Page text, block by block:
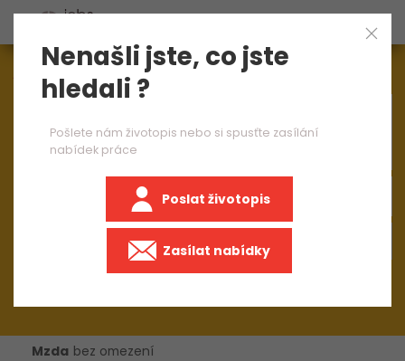
Aktuálně1545nabídek práce
Mzda bez omezení
Nenašli jste, co jste
hledali ?
Pošlete nám životopis nebo si spusťte zasílání
nabídek práce
Poslat životopis
Zasílat nabídky